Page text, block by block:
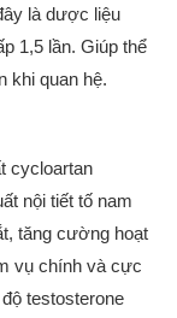
là dược liệu
1,5 lần. Giúp thể
khi quan hệ.
cycloartan
nội tiết tố nam
tăng cường hoạt
vụ chính và cực
testosterone